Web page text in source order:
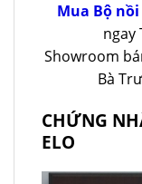
Mua Bộ
ngay
Showroom
Bà
CHỨNG
ELO